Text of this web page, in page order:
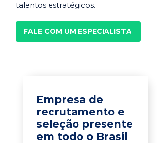
talentos estratégicos.
FALE COM UM ESPECIALISTA
Empresa de
recrutamento e
seleção presente
em todo o Brasil